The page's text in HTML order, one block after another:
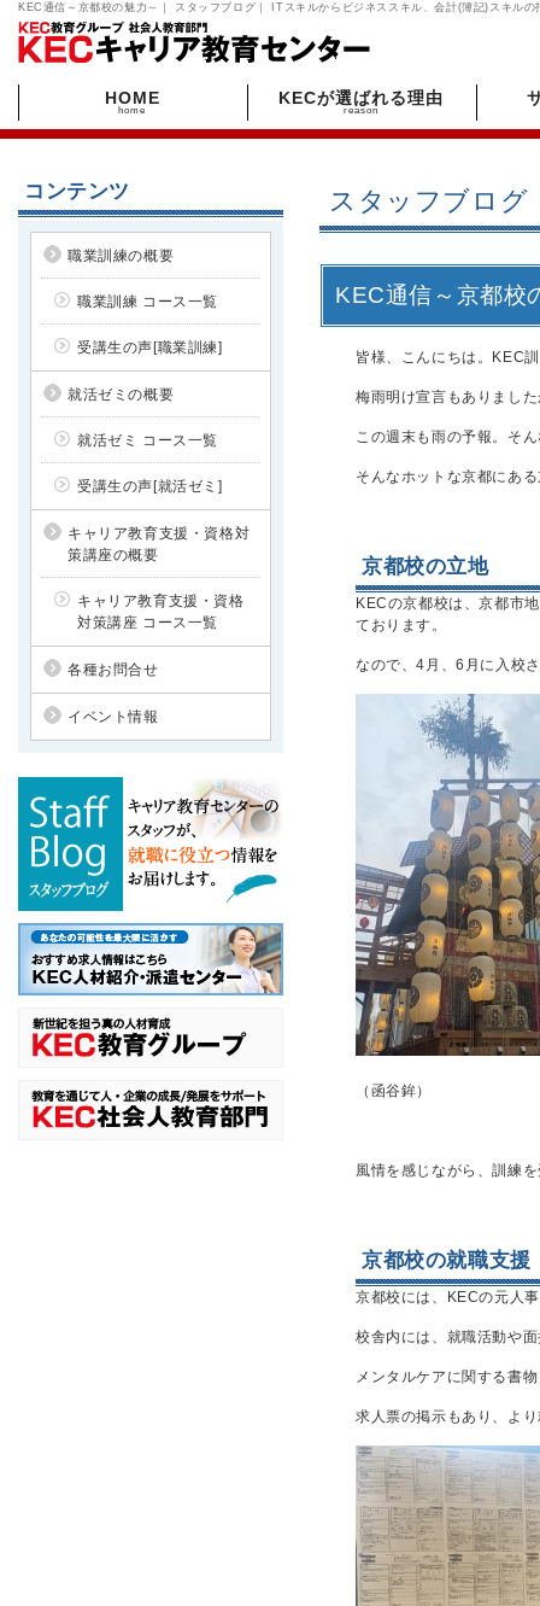
KEC通信～京都校の魅力～｜ スタッフブログ｜ ITスキルからビジネススキル、会計(簿記)スキル
HOME
home
KECが選ばれる理由
reason
スタッフブログ
KEC通信～京都校
皆様、こんにちは。KEC
梅雨明け宣言もありまし
この週末も雨の予報。そ
そんなホットな京都にあ
京都校の立地
KECの京都校は、京都市
ております。
なので、4月、6月に入校
（函谷鉾）
風情を感じながら、訓練
京都校の就職支援
京都校には、KECの元人
校舎内には、就職活動や
メンタルケアに関する書
求人票の掲示もあり、よ
コンテンツ
職業訓練の概要
職業訓練 コース一覧
受講生の声[職業訓練]
就活ゼミの概要
就活ゼミ コース一覧
受講生の声[就活ゼミ]
キャリア教育支援・資格対
策講座の概要
キャリア教育支援・資格
対策講座 コース一覧
各種お問合せ
イベント情報